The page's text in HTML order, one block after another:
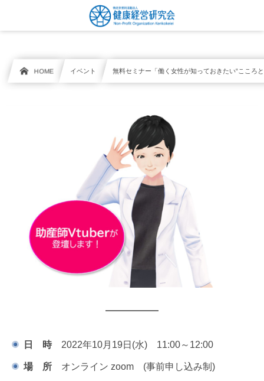
HOME イベント 無料セミナー「働く女性が知っておきたい“こころ
日 時 2022年10月19日(水) 11:00～12:00
場 所 オンライン zoom (事前申し込み制)